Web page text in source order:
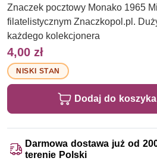
Znaczek pocztowy Monako 1965
filatelistycznym Znaczkopol.pl.
każdego kolekcjonera
4,00 zł
NISKI STAN
Dodaj do koszyka
Darmowa dostawa już od
terenie Polski